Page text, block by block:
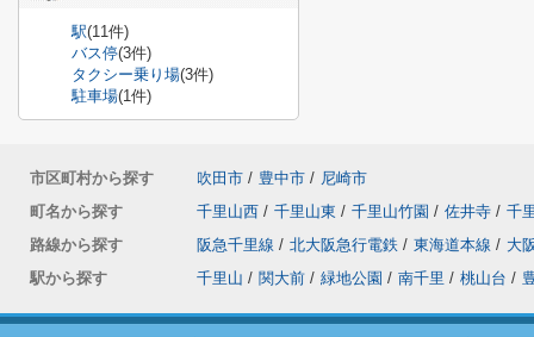
駅(11件)
バス停(3件)
タクシー乗り場(3件)
駐車場(1件)
市区町村から探す 吹田市 / 豊中市 / 尼崎市
町名から探す
千里山西 / 千里山東 / 千里山竹園 / 佐井寺 / 千
路線から探す
阪急千里線 / 北大阪急行電鉄 / 東海道本線 / 大
駅から探す
千里山 / 関大前 / 緑地公園 / 南千里 / 桃山台 /